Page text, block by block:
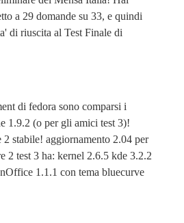
a 29 domande su 33, e quindi
di riuscita al Test Finale di
di fedora sono comparsi i
1.9.2 (o per gli amici test 3)!
2 stabile! aggiornamento 2.04 per
2 test 3 ha: kernel 2.6.5 kde 3.2.2
1.1.1 con tema bluecurve